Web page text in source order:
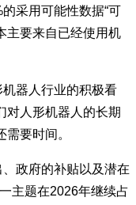
采用可能性数据“可
主要来自已经使用机
器人行业的积极看
对人形机器人的长期
要时间。
政府的补贴以及潜在
主题在2026年继续占